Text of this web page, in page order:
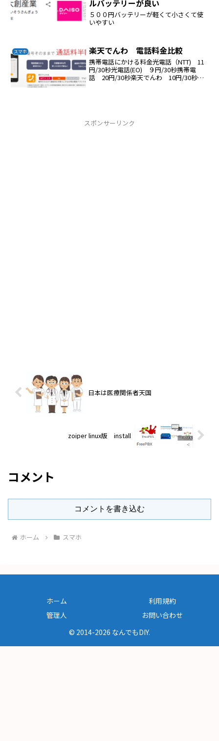
ルバッテリーが良い
５００円バッテリーが軽くて小さくて使
いやすい
スマホ 楽天でんわ 電話料金比較
携帯電話にかける料金光電話（NTT) 11
円/30秒光電話(EO) ９円/30秒携帯電
話 20円/30秒楽天でんわ 10円/30秒楽
スポンサーリンク
日本は医療関係者天国
zoiper linux版 install
コメント
コメントを書き込む
ホーム スマホ
ホーム
利用規約
管理人
お問い合わせ
© 2014-2026 なんでもDIY.